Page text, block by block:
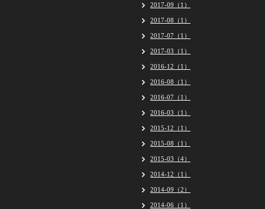
2017-09（1）
2017-08（1）
2017-07（1）
2017-03（1）
2016-12（1）
2016-08（1）
2016-07（1）
2016-03（1）
2015-12（1）
2015-08（1）
2015-03（4）
2014-12（1）
2014-09（2）
2014-06（1）